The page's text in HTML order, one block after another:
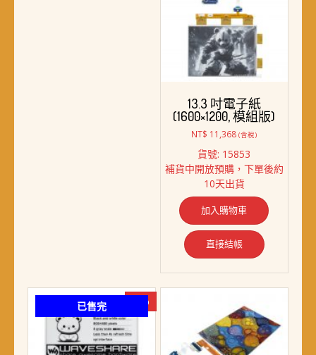
13.3 吋電子紙
(1600×1200, 模組版)
NT$ 11,368 (含稅)
貨號: 15853
補貨中開放預購，下單後約
10天出貨
加入購物車
直接結帳
已售完 -3%